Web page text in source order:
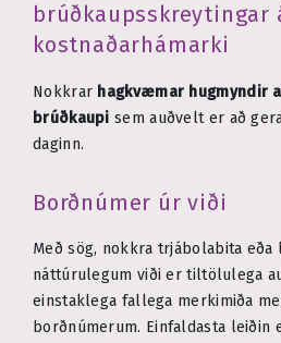
brúðkaupsskreytingar
kostnaðarhámarki
Nokkrar hagkvæmar hugmyndir
brúðkaupi sem auðvelt er að
daginn.
Borðnúmer úr viði
Með sög, nokkra trjábolabita
náttúrulegum viði er tiltölulega
einstaklega fallega merkimiða
borðnúmerum. Einfaldasta